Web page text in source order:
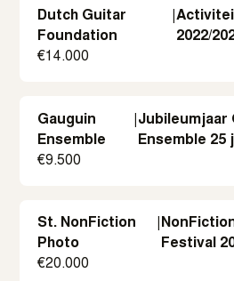
Dutch Guitar
Foundation
2022/
€14.000
Gauguin
Ensemble
Jubileumjaar
Ensemble 25
€9.500
St. NonFiction
Photo
Festival
€20.000